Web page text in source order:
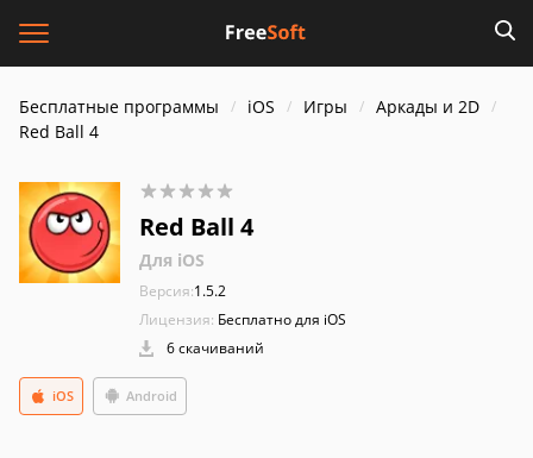
Бесплатные программы iOS Игры
Аркады и 2D
Red Ball 4
Red Ball 4
Для iOS
Версия:1.5.2
Лицензия: Бесплатно для iOS
6 скачиваний
Android
iOS